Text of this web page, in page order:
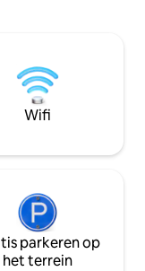
herinneringen in
aan het meer
Wifi
parkeren op
het terrein